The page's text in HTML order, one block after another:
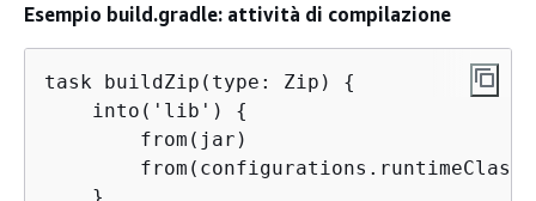
Esempio build.gradle: attività di compilazione
task buildZip(type: Zip) {
    into('lib')
{
        from(jar)
    }